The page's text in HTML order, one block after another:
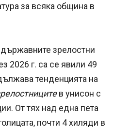
за всяка община в
зрелостни
2026 г. са се явили 49
тенденцията на
в унисон с
От тях над една пета
почти 4 хиляди в